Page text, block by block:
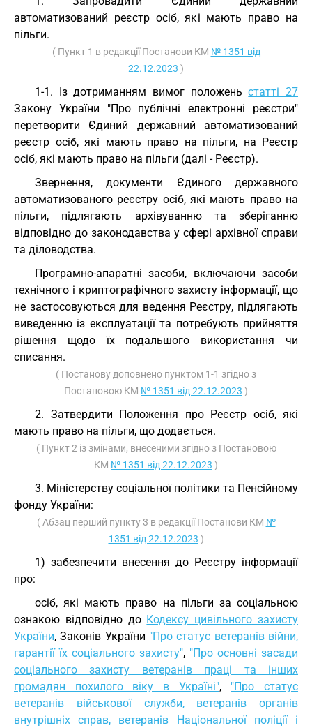
автоматизований реєстр осіб, які мають право на
пільги.
( Пункт 1 в редакції Постанови КМ № 1351 від
22.12.2023 )
1-1. Із дотриманням вимог положеньстатті 27
Закону України "Про публічні електронні реєстри"
перетворити Єдиний державний автоматизований
реєстр осіб, які мають право на пільги, на Реєстр
осіб, які мають право на пільги (далі - Реєстр).
Звернення, документи Єдиного державного
автоматизованого реєстру осіб, які мають право на
пільги, підлягають архівуванню та зберіганню
відповідно до законодавства у сфері архівної справи
та діловодства.
Програмно-апаратні засоби, включаючи засоби
технічного і криптографічного захисту інформації, що
не застосовуються для ведення Реєстру, підлягають
виведенню із експлуатації та потребують прийняття
рішення щодо їх подальшого використання чи
списання.
( Постанову доповнено пунктом 1-1 згідно з
Постановою КМ № 1351 від 22.12.2023 )
2. Затвердити Положення про Реєстр осіб, які
мають право на пільги, що додається.
( Пункт 2 із змінами, внесеними згідно з Постановою
КМ № 1351 від 22.12.2023 )
3. Міністерству соціальної політики та Пенсійному
фонду України:
( Абзац перший пункту 3 в редакції Постанови КМ №
1351 від 22.12.2023 )
1) забезпечити внесення до Реєстру інформації
про:
осіб, які мають право на пільги за соціальною
ознакою відповідно до Кодексу цивільного захисту
України, Законів України "Про статус ветеранів війни,
гарантії їх соціального захисту", "Про основні засади
соціального захисту ветеранів праці та інших
громадян похилого віку в Україні", "Про статус
ветеранів військової служби, ветеранів органів
внутрішніх справ, ветеранів Національної поліції і